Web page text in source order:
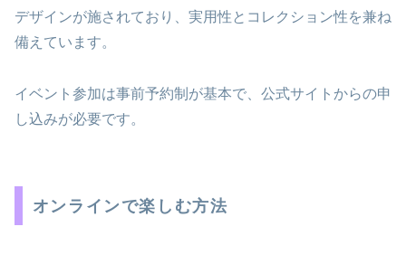
デザインが施されており、実用性とコレクション性を兼ね
備えています。
イベント参加は事前予約制が基本で、公式サイトからの申
し込みが必要です。
オンラインで楽しむ方法